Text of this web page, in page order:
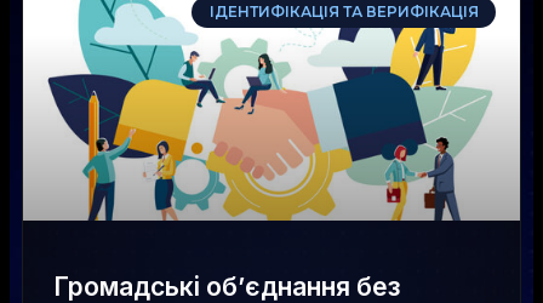
ІДЕНТИФІКАЦІЯ ТА ВЕРИФІКАЦІЯ
Громадські об’єднання без